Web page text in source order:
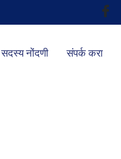
सदस्य नोंदणी संपर्क करा